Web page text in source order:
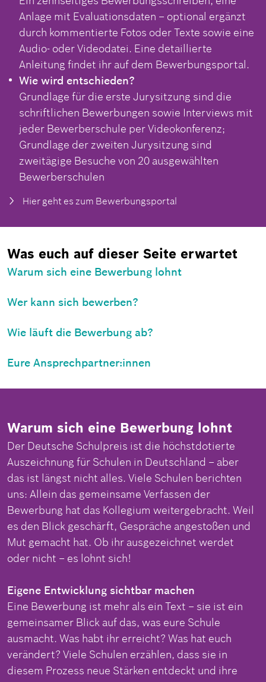
Anlage mit Evaluationsdaten – optional ergänzt
durch kommentierte Fotos oder Texte sowie eine
Audio- oder Videodatei. Eine detaillierte
Anleitung findet ihr auf dem Bewerbungsportal.
Wie wird entschieden?
Grundlage für die erste Jurysitzung sind die
schriftlichen Bewerbungen sowie Interviews mit
jeder Bewerberschule per Videokonferenz;
Grundlage der zweiten Jurysitzung sind
zweitägige Besuche von 20 ausgewählten
Bewerberschulen
Hier geht es zum Bewerbungsportal
Was euch auf dieser Seite erwartet
Warum sich eine Bewerbung lohnt
Wer kann sich bewerben?
Wie läuft die Bewerbung ab?
Eure Ansprechpartner:innen
Warum sich eine Bewerbung lohnt
Der Deutsche Schulpreis ist die höchstdotierte
Auszeichnung für Schulen in Deutschland – aber
das ist längst nicht alles. Viele Schulen berichten
uns: Allein das gemeinsame Verfassen der
Bewerbung hat das Kollegium weitergebracht. Weil
es den Blick geschärft, Gespräche angestoßen und
Mut gemacht hat. Ob ihr ausgezeichnet werdet
oder nicht – es lohnt sich!
Eigene Entwicklung sichtbar machen
Eine Bewerbung ist mehr als ein Text – sie ist ein
gemeinsamer Blick auf das, was eure Schule
ausmacht. Was habt ihr erreicht? Was hat euch
verändert? Viele Schulen erzählen, dass sie in
diesem Prozess neue Stärken entdeckt und ihre